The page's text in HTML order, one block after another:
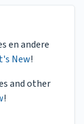
en andere
New!
and other
!